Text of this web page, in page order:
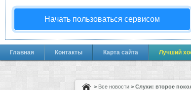
Начать пользоваться сервисом
Главная Контакты Карта сайта Лучший
> Все новости > Слухи: второе